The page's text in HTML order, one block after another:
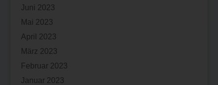
Juni 2023
Mai 2023
April 2023
März 2023
Februar 2023
Januar 2023